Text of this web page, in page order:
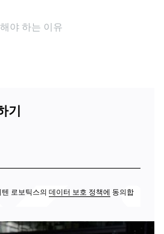
야 하는 이유
기
로보틱스의 데이터 보호 정책에 동의합